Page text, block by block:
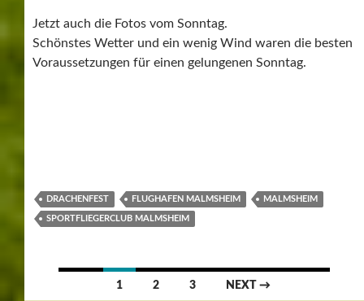
Jetzt auch die Fotos vom Sonntag.
Schönstes Wetter und ein wenig Wind waren die besten
Voraussetzungen für einen gelungenen Sonntag.
DRACHENFEST FLUGHAFEN MALMSHEIM MALMSHEIM
SPORTFLIEGERCLUB MALMSHEIM
1 2 3 NEXT →